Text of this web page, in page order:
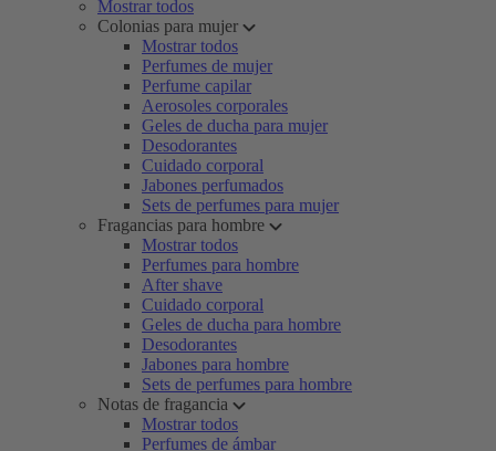
Mostrar todos
Colonias para mujer
Mostrar todos
Perfumes de mujer
Perfume capilar
Aerosoles corporales
Geles de ducha para mujer
Desodorantes
Cuidado corporal
Jabones perfumados
Sets de perfumes para mujer
Fragancias para hombre
Mostrar todos
Perfumes para hombre
After shave
Cuidado corporal
Geles de ducha para hombre
Desodorantes
Jabones para hombre
Sets de perfumes para hombre
Notas de fragancia
Mostrar todos
Perfumes de ámbar